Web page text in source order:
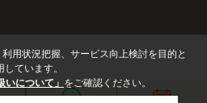
用状況把握、サービス向上検討を目的と
ています。
いについて」 をご確認ください。